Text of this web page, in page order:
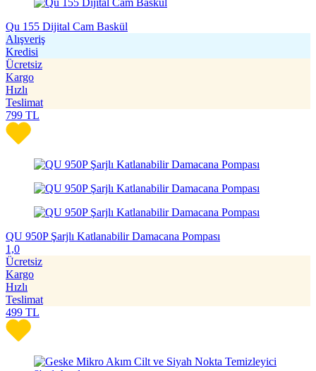
Qu 155 Dijital Cam Baskül
Alışveriş
Kredisi
Ücretsiz
Kargo
Hızlı
Teslimat
799 TL
QU 950P Şarjlı Katlanabilir Damacana Pompası
1,0
Ücretsiz
Kargo
Hızlı
Teslimat
499 TL